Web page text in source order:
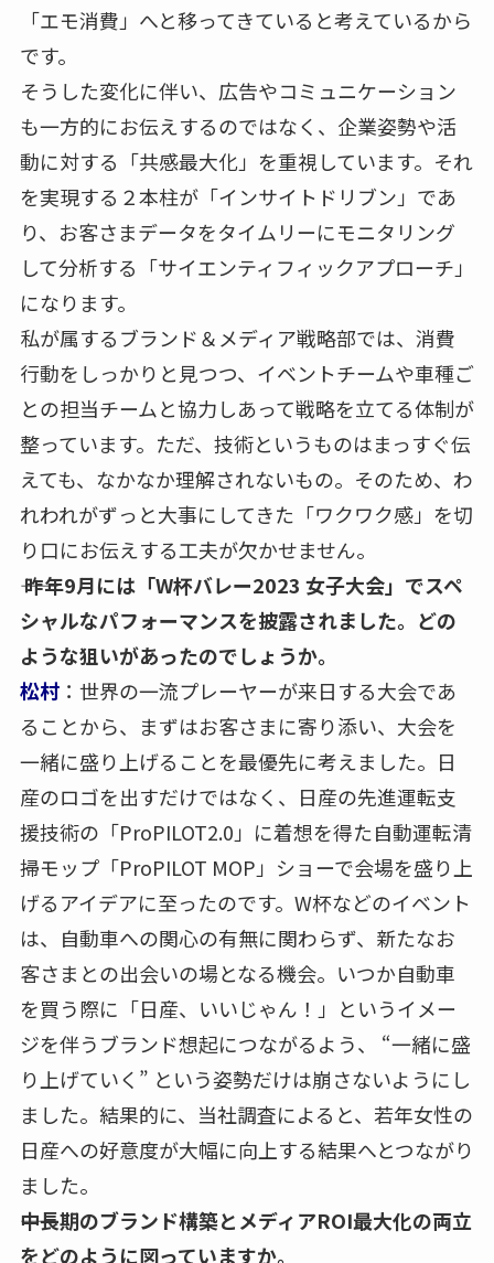
「エモ消費」へと移ってきていると考えているから
です。
そうした変化に伴い、広告やコミュニケーション
も一方的にお伝えするのではなく、企業姿勢や活
動に対する「共感最大化」を重視しています。それ
を実現する２本柱が「インサイトドリブン」であ
り、お客さまデータをタイムリーにモニタリング
して分析する「サイエンティフィックアプローチ」
になります。
私が属するブランド＆メディア戦略部では、消費
行動をしっかりと見つつ、イベントチームや車種ご
との担当チームと協力しあって戦略を立てる体制が
整っています。ただ、技術というものはまっすぐ伝
えても、なかなか理解されないもの。そのため、わ
れわれがずっと大事にしてきた「ワクワク感」を切
り口にお伝えする工夫が欠かせません。
―― 昨年9月には「W杯バレー2023 女子大会」でスペ
シャルなパフォーマンスを披露されました。どの
ような狙いがあったのでしょうか。
松村：世界の一流プレーヤーが来日する大会であ
ることから、まずはお客さまに寄り添い、大会を
一緒に盛り上げることを最優先に考えました。日
産のロゴを出すだけではなく、日産の先進運転支
援技術の「ProPILOT2.0」に着想を得た自動運転清
掃モップ「ProPILOT MOP」ショーで会場を盛り上
げるアイデアに至ったのです。W杯などのイベント
は、自動車への関心の有無に関わらず、新たなお
客さまとの出会いの場となる機会。いつか自動車
を買う際に「日産、いいじゃん！」というイメー
ジを伴うブランド想起につながるよう、 “一緒に盛
り上げていく” という姿勢だけは崩さないようにし
ました。結果的に、当社調査によると、若年女性の
日産への好意度が大幅に向上する結果へとつながり
ました。
――中長期のブランド構築とメディアROI最大化の両立
をどのように図っていますか。